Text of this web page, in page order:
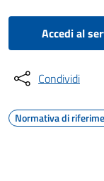
Accedi al
Condividi
Normativa di